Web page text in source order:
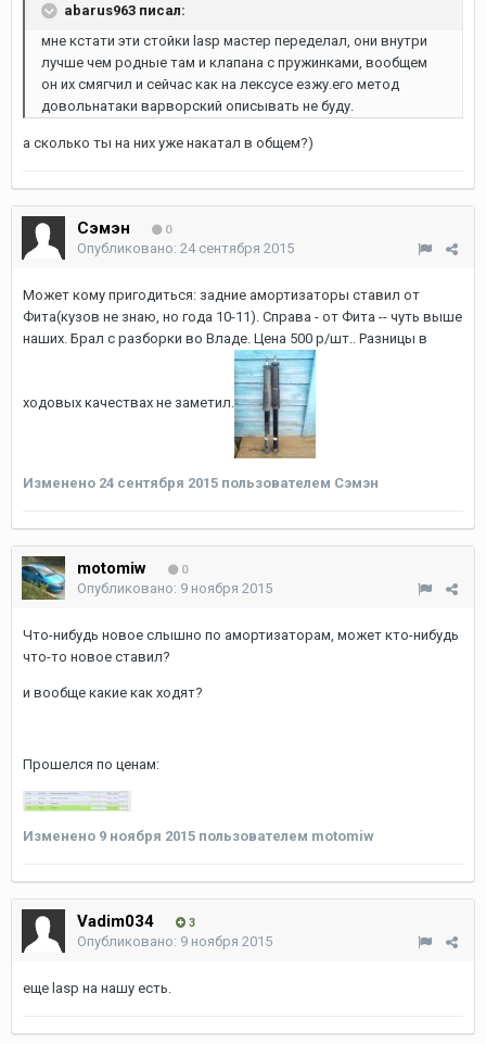
abarus963 писал:
мне кстати эти стойки lasp мастер переделал, они внутри
лучше чем родные там и клапана с пружинками, вообщем
он их смягчил и сейчас как на лексусе езжу.его метод
довольнатаки варворский описывать не буду.
а сколько ты на них уже накатал в общем?)
Сэмэн 0
Опубликовано: 24 сентября 2015
Может кому пригодиться: задние амортизаторы ставил от
Фита(кузов не знаю, но года 10-11). Справа - от Фита -- чуть выше
наших. Брал с разборки во Владе. Цена 500 р/шт.. Разницы в
ходовых качествах не заметил.
Изменено 24 сентября 2015 пользователем Сэмэн
motomiw 0
Опубликовано: 9 ноября 2015
Что-нибудь новое слышно по амортизаторам, может кто-нибудь
что-то новое ставил?
и вообще какие как ходят?
Прошелся по ценам:
Изменено 9 ноября 2015 пользователем motomiw
Vadim034 3
Опубликовано: 9 ноября 2015
еще lasp на нашу есть.